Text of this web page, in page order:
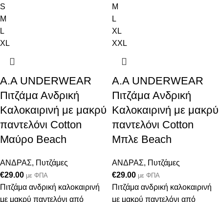
S
M
L
XL
Α.A UNDERWEAR
Πιτζάμα Ανδρική
Καλοκαιρινή με μακρύ
παντελόνι Cotton
Μαύρο Βeach
ΑΝΔΡΑΣ, Πυτζάμες
€29.00 με ΦΠΑ
Πιτζάμα ανδρική καλοκαιρινή
με μακρύ παντελόνι από
M
L
XL
XXL
Α.A UNDERWEAR
Πιτζάμα Ανδρική
Καλοκαιρινή με μακρύ
παντελόνι Cotton
Μπλε Beach
ΑΝΔΡΑΣ, Πυτζάμες
€29.00 με ΦΠΑ
Πιτζάμα ανδρική καλοκαιρινή
με μακρύ παντελόνι από